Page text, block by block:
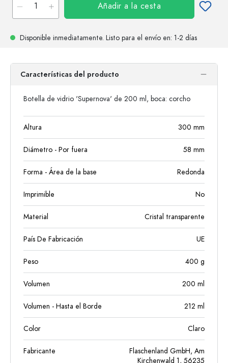
Añadir a la cesta
Disponible inmediatamente. Listo para el envío en: 1-2 días
Características del producto
Botella de vidrio 'Supernova' de 200 ml, boca: corcho
Altura 300 mm
Diámetro - Por fuera 58 mm
Forma - Área de la base Redonda
Imprimible No
Material Cristal transparente
País De Fabricación UE
Peso 400 g
Volumen 200 ml
Volumen - Hasta el Borde 212 ml
Color Claro
Fabricante
Flaschenland GmbH, Am
Kirchenwald 1, 56235